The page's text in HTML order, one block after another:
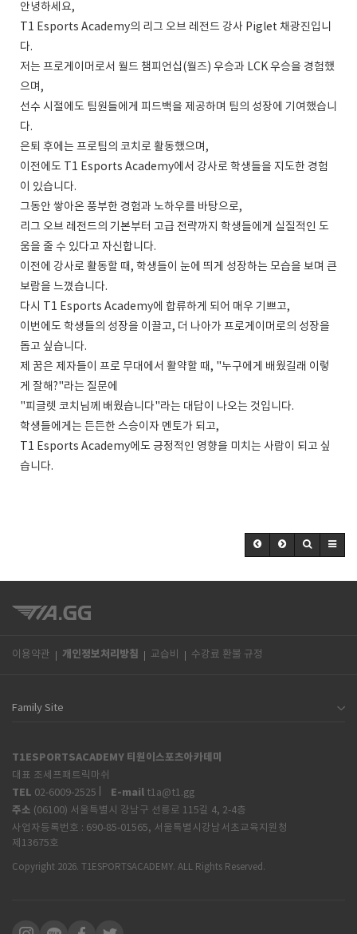
안녕하세요,
T1 Esports Academy의 리그 오브 레전드 강사 Piglet 채광진입니
다.
저는 프로게이머로서 월드 챔피언십(월즈) 우승과 LCK 우승을 경험했
으며,
선수 시절에도 팀원들에게 피드백을 제공하며 팀의 성장에 기여했습니
다.
은퇴 후에는 프로팀의 코치로 활동했으며,
이전에도 T1 Esports Academy에서 강사로 학생들을 지도한 경험
이 있습니다.
그동안 쌓아온 풍부한 경험과 노하우를 바탕으로,
리그 오브 레전드의 기본부터 고급 전략까지 학생들에게 실질적인 도
움을 줄 수 있다고 자신합니다.
이전에 강사로 활동할 때, 학생들이 눈에 띄게 성장하는 모습을 보며 큰
보람을 느꼈습니다.
다시 T1 Esports Academy에 합류하게 되어 매우 기쁘고,
이번에도 학생들의 성장을 이끌고, 더 나아가 프로게이머로의 성장을
돕고 싶습니다.
제 꿈은 제자들이 프로 무대에서 활약할 때, "누구에게 배웠길래 이렇
게 잘해?"라는 질문에
"피글렛 코치님께 배웠습니다"라는 대답이 나오는 것입니다.
학생들에게는 든든한 스승이자 멘토가 되고,
T1 Esports Academy에도 긍정적인 영향을 미치는 사람이 되고 싶
습니다.
이용약관 개인정보처리방침 교습비 수강료 환불 규정
T1ESPORTSACADEMY 티원이스포츠아카데미
대표 조세프패트릭마쉬
TEL 02-6009-2525 E-mail t1a@t1.gg
주소 (06100) 서울특별시 강남구 선릉로 115길 4, 2-4층
사업자등록번호 : 690-85-01565, 서울특별시강남서초교육지원청
제13675호
Copyright 2026. T1ESPORTSACADEMY. ALL Rights Reserved.